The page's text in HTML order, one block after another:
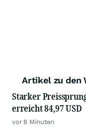
Artikel zu den
Starker
erreicht 84,97 USD
vor 8 Minuten